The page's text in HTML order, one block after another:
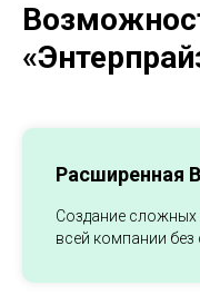
Расширенная
Создание сложных
всей компании